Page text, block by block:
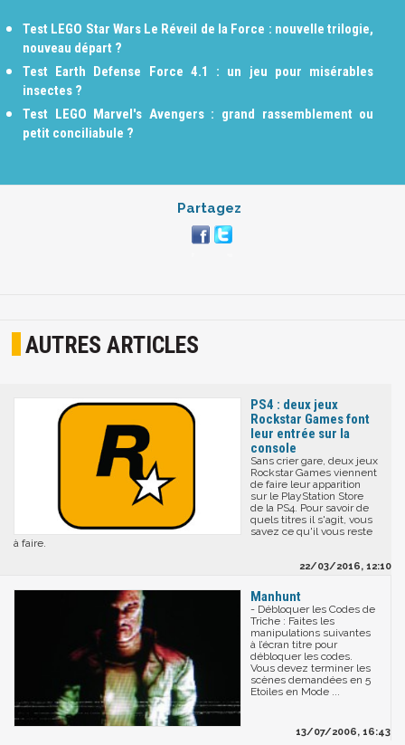
Test LEGO Star Wars Le Réveil de la Force : nouvelle trilogie,
nouveau départ ?
Test Earth Defense Force 4.1 : un jeu pour misérables
insectes ?
Test LEGO Marvel's Avengers : grand rassemblement ou
petit conciliabule ?
Partagez
AUTRES ARTICLES
PS4 : deux jeux
Rockstar Games font
leur entrée sur la
console
Sans crier gare, deux jeux
Rockstar Games viennent
de faire leur apparition
sur le PlayStation Store
de la PS4. Pour savoir de
quels titres il s'agit, vous
savez ce qu'il vous reste
à faire.
22/03/2016, 12:10
Manhunt
- Débloquer les Codes de
Triche : Faites les
manipulations suivantes
à l’écran titre pour
débloquer les codes.
Vous devez terminer les
scènes demandées en 5
Etoiles en Mode ...
13/07/2006, 16:43